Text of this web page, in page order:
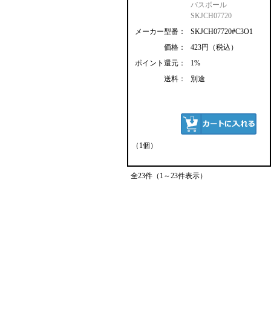
バスボール
SKJCH07720
メーカー型番：
SKJCH07720#C3O1
価格：
423円（税込）
ポイント還元：
1%
送料：
別途
（1個）
全23件（1～23件表示）